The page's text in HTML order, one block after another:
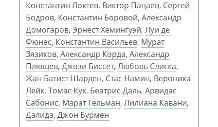
Константин Локтев, Виктор Пацаев, Сергей
Бодров, Константин Боровой, Александр
Домогаров, Эрнест Хемингуэй, Луи де
Фюнес, Константин Васильев, Мурат
Зязиков, Александр Корда, Александр
Плющев, Джози Биссет, Любовь Слиска,
Жан Батист Шарден, Стас Намин, Вероника
Лейк, Томас Кук, Беатрис Даль, Арвидас
Сабонис, Марат Гельман, Лилиана Кавани,
Далида, Джон Бурмен